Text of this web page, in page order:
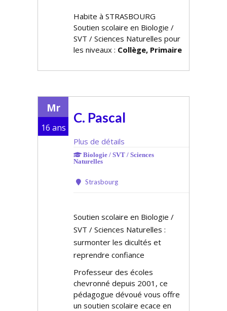
Habite à STRASBOURG
Soutien scolaire en Biologie /
SVT / Sciences Naturelles pour
les niveaux : Collège, Primaire
Mr
16 ans
C. Pascal
Plus de détails
Biologie / SVT / Sciences
Naturelles
Strasbourg
Soutien scolaire en Biologie /
SVT / Sciences Naturelles :
surmonter les difficultés et
reprendre confiance
Professeur des écoles
chevronné depuis 2001, ce
pédagogue dévoué vous offre
un soutien scolaire efficace en